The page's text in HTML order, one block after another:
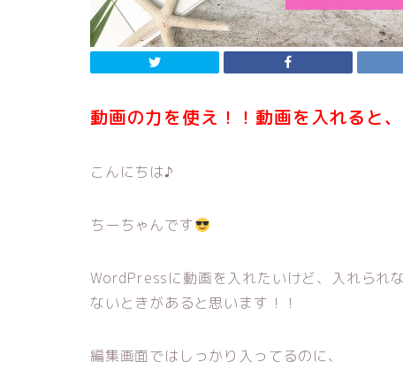
動画の力を使え！！動画を入れると
こんにちは♪
ちーちゃんです
WordPressに動画を入れたいけど、入れられ
ないときがあると思います！！
編集画面ではしっかり入ってるのに、